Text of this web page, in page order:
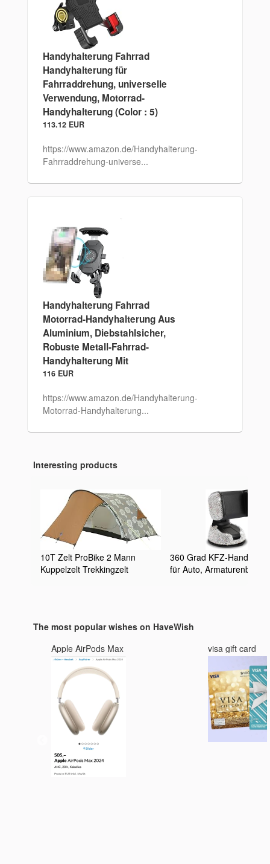
Handyhalterung Fahrrad
Handyhalterung für
Fahrraddrehung, universelle
Verwendung, Motorrad-
Handyhalterung (Color : 5)
113.12 EUR
https://www.amazon.de/Handyhalterung-
Fahrraddrehung-universe...
Handyhalterung Fahrrad
Motorrad-Handyhalterung Aus
Aluminium, Diebstahlsicher,
Robuste Metall-Fahrrad-
Handyhalterung Mit
116 EUR
https://www.amazon.de/Handyhalterung-
Motorrad-Handyhalterung...
Interesting products
10T Zelt ProBike 2 Mann
Kuppelzelt Trekkingzelt
360 Grad KFZ-
für Auto, Armaturenbrett,
The most popular wishes on HaveWish
Apple AirPods Max
visa gift card